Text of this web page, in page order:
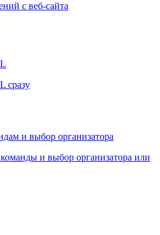
с веб-сайта
сразу
и выбор организатора
и выбор организатора или